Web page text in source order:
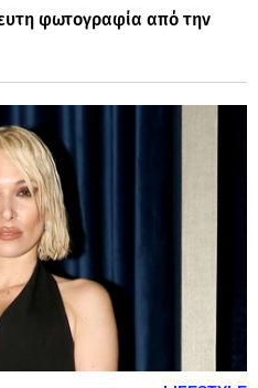
φωτογραφία από την